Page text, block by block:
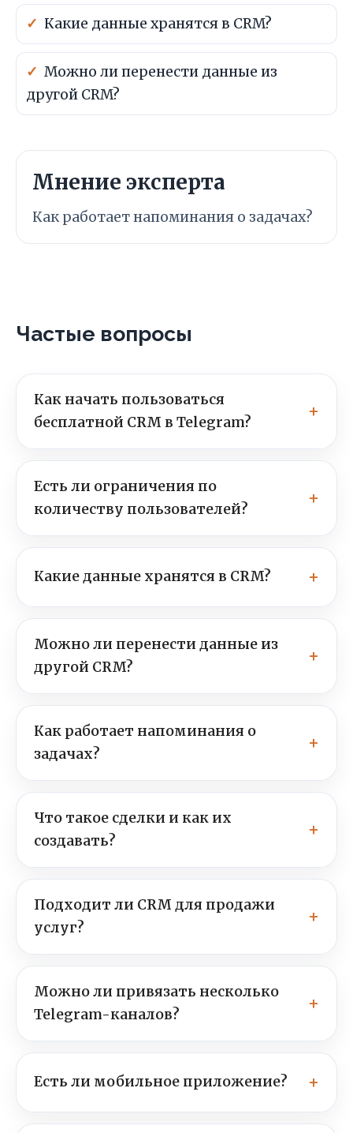
Какие данные хранятся в CRM?
Можно ли перенести данные из
другой CRM?
Мнение эксперта
Как работает напоминания о задачах?
Частые вопросы
Как начать пользоваться
бесплатной CRM в Telegram?
Есть ли ограничения по
количеству пользователей?
Какие данные хранятся в CRM?
Можно ли перенести данные из
другой CRM?
Как работает напоминания о
задачах?
Что такое сделки и как их
создавать?
Подходит ли CRM для продажи
услуг?
Можно ли привязать несколько
Telegram-каналов?
Есть ли мобильное приложение?